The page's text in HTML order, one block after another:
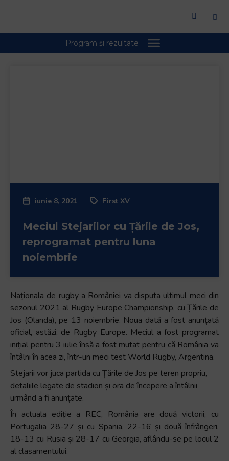
iunie 8, 2021 First XV
Meciul Stejarilor cu Țările de Jos,
reprogramat pentru luna
noiembrie
Naționala de rugby a României va disputa ultimul meci din
sezonul 2021 al Rugby Europe Championship, cu Țările de
Jos (Olanda), pe 13 noiembrie. Noua dată a fost anunțată
oficial, astăzi, de Rugby Europe. Meciul a fost programat
inițial pentru 3 iulie însă a fost mutat pentru că România va
întâlni în acea zi, într-un meci test World Rugby, Argentina.
Stejarii vor juca partida cu Țările de Jos pe teren propriu,
detaliile legate de stadion și ora de începere a întâlnii
urmând a fi anunțate.
În actuala ediție a REC, România are două victorii, cu
Portugalia 28-27 și cu Spania, 22-16 și două înfrângeri,
18-13 cu Rusia și 28-17 cu Georgia, aflându-se pe locul 2
al clasamentului.